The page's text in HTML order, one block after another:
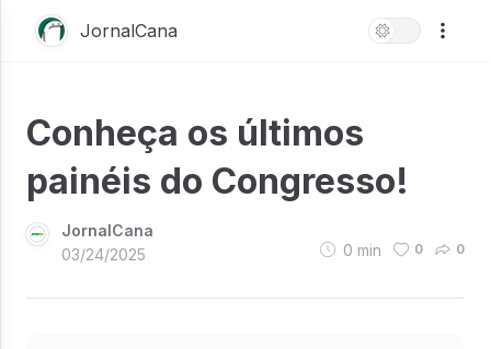
JornalCana
Conheça os últimos
painéis do Congresso!
JornalCana
03/24/2025
0 min 0 0